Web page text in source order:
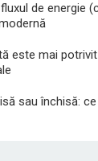
de energie
este mai potrivit
sau închisă: ce